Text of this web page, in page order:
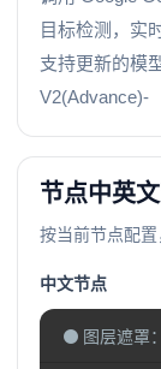
目标检测，实
支持更新的模
V2(Advance)-
节点中英
按当前节点配置
中文节点
图层遮罩